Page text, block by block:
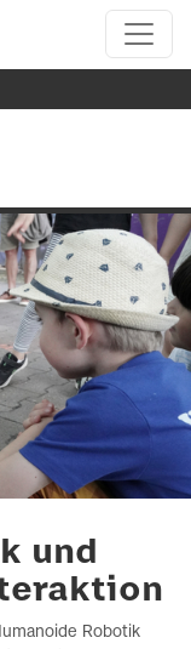
und
Robotik